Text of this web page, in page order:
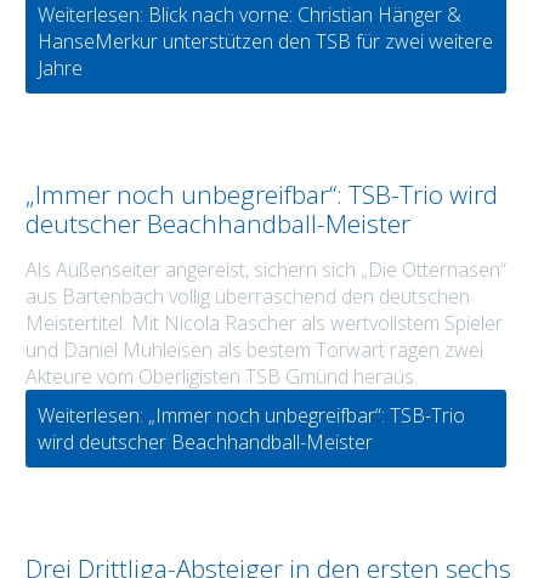
Weiterlesen: Blick nach vorne: Christian Hänger &
HanseMerkur unterstützen den TSB für zwei weitere
Jahre
„Immer noch unbegreifbar“: TSB-Trio wird
deutscher Beachhandball-Meister
Als Außenseiter angereist, sichern sich „Die Otternasen“
aus Bartenbach völlig überraschend den deutschen
Meistertitel. Mit Nicola Rascher als wertvollstem Spieler
und Daniel Mühleisen als bestem Torwart ragen zwei
Akteure vom Oberligisten TSB Gmünd heraus.
Weiterlesen: „Immer noch unbegreifbar“: TSB-Trio
wird deutscher Beachhandball-Meister
Drei Drittliga-Absteiger in den ersten sechs